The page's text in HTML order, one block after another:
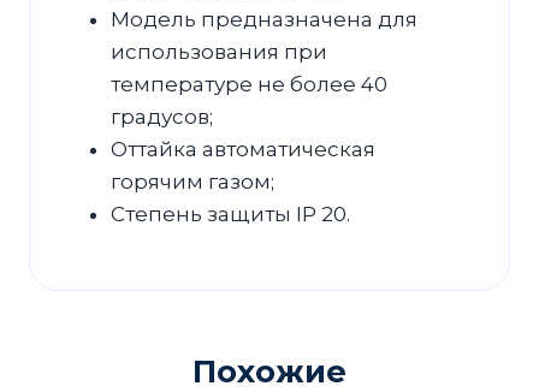
Модель предназначена для
использования при
температуре не более 40
градусов;
Оттайка автоматическая
горячим газом;
Степень защиты IP 20.
Похожие